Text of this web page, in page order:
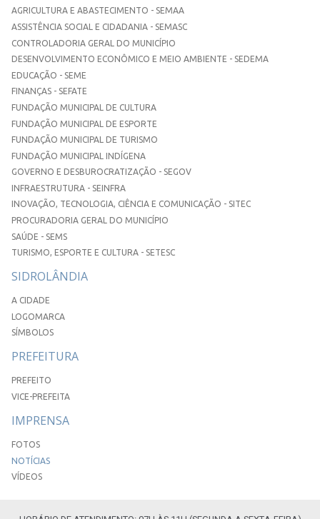
AGRICULTURA E ABASTECIMENTO - SEMAA
ASSISTÊNCIA SOCIAL E CIDADANIA - SEMASC
CONTROLADORIA GERAL DO MUNICÍPIO
DESENVOLVIMENTO ECONÔMICO E MEIO AMBIENTE - SEDEMA
EDUCAÇÃO - SEME
FINANÇAS - SEFATE
FUNDAÇÃO MUNICIPAL DE CULTURA
FUNDAÇÃO MUNICIPAL DE ESPORTE
FUNDAÇÃO MUNICIPAL DE TURISMO
FUNDAÇÃO MUNICIPAL INDÍGENA
GOVERNO E DESBUROCRATIZAÇÃO - SEGOV
INFRAESTRUTURA - SEINFRA
INOVAÇÃO, TECNOLOGIA, CIÊNCIA E COMUNICAÇÃO - SITEC
PROCURADORIA GERAL DO MUNICÍPIO
SAÚDE - SEMS
TURISMO, ESPORTE E CULTURA - SETESC
SIDROLÂNDIA
A CIDADE
LOGOMARCA
SÍMBOLOS
PREFEITURA
PREFEITO
VICE-PREFEITA
IMPRENSA
FOTOS
NOTÍCIAS
VÍDEOS